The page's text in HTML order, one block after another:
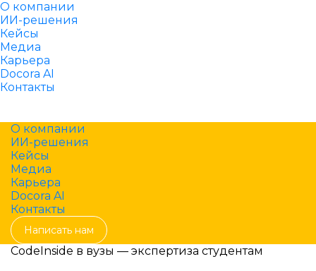
О компании
ИИ-решения
Кейсы
Медиа
Карьера
Docora AI
Контакты
О компании
ИИ-решения
Кейсы
Медиа
Карьера
Docora AI
Контакты
Написать нам
CodeInside в вузы — экспертиза студентам